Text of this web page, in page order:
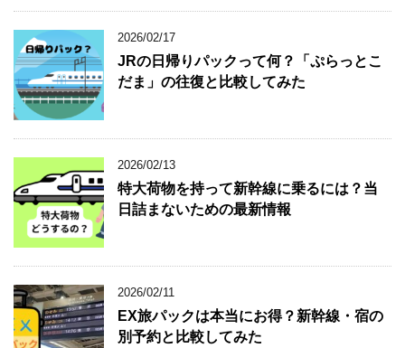
2026/02/17
JRの日帰りパックって何？「ぷらっとこ
だま」の往復と比較してみた
2026/02/13
特大荷物を持って新幹線に乗るには？当
日詰まないための最新情報
2026/02/11
EX旅パックは本当にお得？新幹線・宿の
別予約と比較してみた